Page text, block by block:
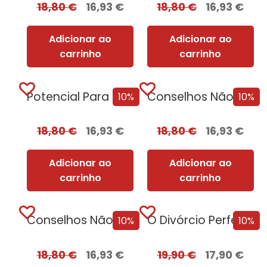
18,80€ 16,93 €
Adicionar ao
carrinho
18,80€ 16,93 €
Adicionar ao
carrinho
10%
Potencial Para Matar
18,80€ 16,93 €
Adicionar ao
carrinho
10%
Conselhos Não Solicitados de Vera Wong para Assassinos + Oferta O Sacrifício da Rainha
18,80€ 16,93 €
Adicionar ao
carrinho
10%
Conselhos Não Solicitados de Vera Wong para Assassinos
18,80€ 16,93 €
10%
O Divórcio Perfeito com EDGES
19,90€ 17,90 €